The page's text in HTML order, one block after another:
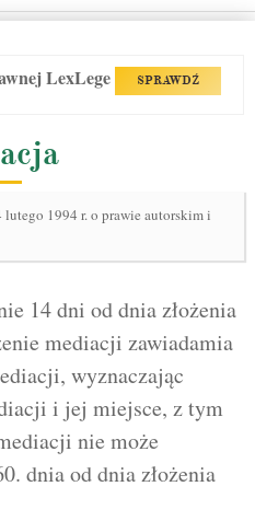
LexLege SPRAWDŹ
lutego 1994 r. o prawie autorskim i
14 dni od dnia złożenia
mediacji zawiadamia
wyznaczając
i jej miejsce, z tym
nie może
dnia od dnia złożenia